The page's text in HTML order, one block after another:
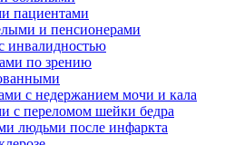
пациентами
и пенсионерами
инвалидностью
по зрению
с недержанием мочи и кала
с переломом шейки бедра
людьми после инфаркта